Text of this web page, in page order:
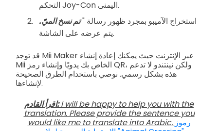
التحكم Joy-Con اليمنى.
استخراج الآميبو بمجرد ظهور رسالة "تم نسخ الميّ.
يتم عرضه على الشاشة.
قد توجد Mii Maker عبر الإنترنت حيث يمكنك إعادة إنشاء
Mii الخاص بك يدويًا وإنشاء رمز QR، ولكن نينتندو لا تدعم
هذه بشكل رسمي. نوصي باستخدام الطرق الصحيحة
لإنشاءها.
اقرأ القادم:I will be happy to help you with the
translation. Please provide the sentence you
would like me to translate into Arabic. رموز